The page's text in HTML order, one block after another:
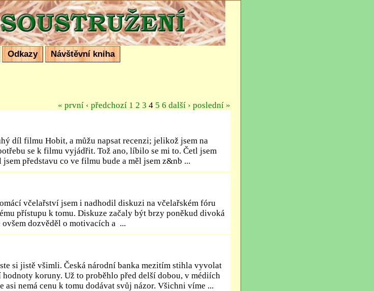
Odkazy Návštěvní kniha
« první ‹ předchozí 1 2 3 4 5 6 další › poslední »
díl filmu Hobit, a můžu napsat recenzi; jelikož jsem na
se k filmu vyjádřit. Tož ano, líbilo se mi to. Četl jsem
představu co ve filmu bude a měl jsem z&nb ...
včelařství jsem i nadhodil diskuzi na včelařském fóru
přístupu k tomu. Diskuze začaly být brzy poněkud divoká
dozvěděl o motivacích a ...
si jistě všimli. Česká národní banka mezitím stihla vyvolat
koruny. Už to proběhlo před delší dobou, v médiích
asi nemá cenu k tomu dodávat svůj názor. Všichni víme ...